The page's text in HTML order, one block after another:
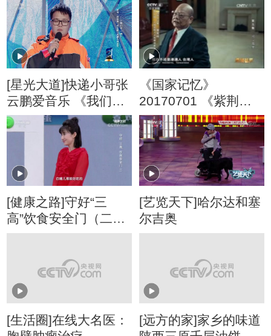
[星光大道]快递小哥张
云鹏爱音乐 《我们不
一样》唱出心声
《国家记忆》
20170701 《紫荆花
开》系列 第五集 同心
圆梦
[健康之路]守好“三
高”饮食安全门（二）
鸡蛋
[艺览天下]哈尔达和塞
尔吉奥
[生活圈]在线大名医：
[远方的家]家乡的味道